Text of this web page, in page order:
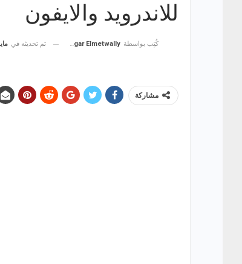
للاندرويد والايفون
كُتِب بواسطة Hagar Elmetwally تم تحديثه في مايو 11,
مشاركة